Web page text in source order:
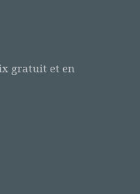
gratuit et en